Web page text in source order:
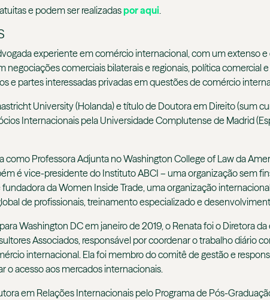
e podem ser realizadaspor aqui.
experiente em comércio internacional, com um extenso
negociações comerciais bilaterais e regionais, política
e partes interessadas privadas em questões de comércio
University (Holanda) e título de Doutora em Direito (sum
Internacionais pela Universidade Complutense de Madrid
como Professora Adjunta no Washington College of Law da
é vice-presidente do Instituto ABCI – uma organização sem
fundadora da Women Inside Trade, uma organização
de profissionais, treinamento especializado e
Washington DC em janeiro de 2019, o Renata foi o Diretora
Associados, responsável por coordenar o trabalho diário
internacional. Ela foi membro do comitê de gestão e
o acesso aos mercados internacionais.
em Relações Internacionais pelo Programa de Pós-